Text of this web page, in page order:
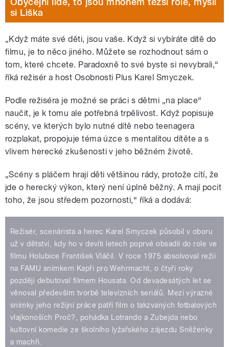
si Liška
„Když máte své děti, jsou vaše. Když si vybíráte dítě do
filmu, je to něco jiného. Můžete se rozhodnout sám o
tom, které chcete. Paradoxně to své byste si nevybrali,“
říká režisér a host Osobnosti Plus Karel Smyczek.
Podle režiséra je možné se práci s dětmi „na place“
naučit, je k tomu ale potřebná trpělivost. Když popisuje
scény, ve kterých bylo nutné dítě nebo teenagera
rozplakat, propojuje téma úzce s mentalitou dítěte a s
vlivem herecké zkušenosti v jeho běžném životě.
„Scény s pláčem hrají děti většinou rády, protože cítí, že
jde o herecký výkon, který není úplně běžný. A mají pocit
toho, že jsou středem pozornosti,“ říká a dodává:
Režisér, scenárista a herec Karel Smyczek působil v oboru
už v dětství, kdy ho v devíti letech poprvé obsadil do role ve
filmu Holubice František Vláčil. V roce 1975 absolvoval režii
na FAMU snímkem Kapři pro Wehrmacht, o čtyři roky
později debutoval filmem Housata. Od devadesátých let se
věnoval především tvorbě televizních seriálů. Mezi výrazné
snímky jeho režijní práce patří film o takzvaných fotbalových
vlajkonoších Proč?, pohádka Lotrando a Zubejda nebo
kultovní komedie ze školního lyžařského zájezdu Sněženky
a machři.